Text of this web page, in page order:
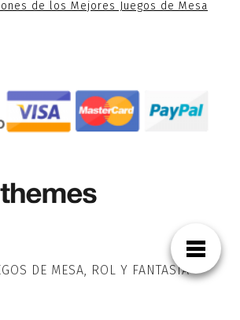
de los Mejores Juegos de Mesa
DE MESA, ROL Y FANTASÍA